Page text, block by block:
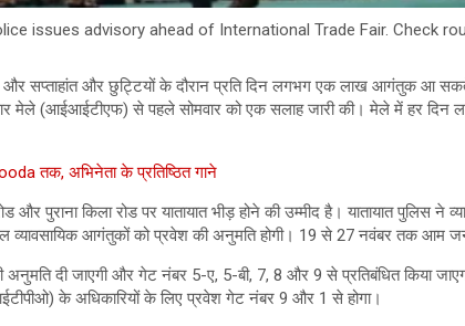
issues advisory ahead of International Trade Fair. Check
सप्ताहांत और छुट्टियों के दौरान प्रति दिन लगभग एक लाख आगंतुक आ
मेले (आईआईटीएफ) से पहले सोमवार को एक सलाह जारी की। मेले में हर
तक, अभिनेता के प्रतिष्ठित गाने
और पुराना किला रोड पर यातायात भीड़ होने की उम्मीद है। यातायात पुलिस
आगंतुकों को प्रवेश की अनुमति होगी। 19 से 27 नवंबर तक आम
दी जाएगी और गेट नंबर 5-ए, 5-बी, 7, 8 और 9 से प्रतिबंधित किया
के अधिकारियों के लिए प्रवेश गेट नंबर 9 और 1 से होगा।